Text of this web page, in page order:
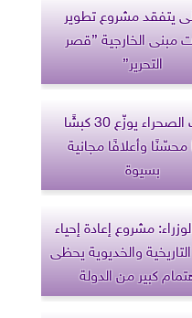
يتفقد مشروع تطوير
مبنى الخارجية ”قصر
التحرير”
بحوث الصحراء يوزّع 30 كبشًا
محسّنًا وأعلافًا مجانية
بسيوة
مشروع إعادة إحياء
والخديوية يحظى
كبير من الدولة